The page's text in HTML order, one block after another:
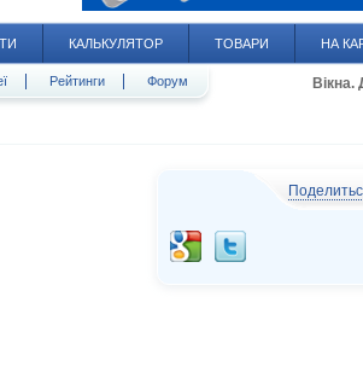
КАЛЬКУЛЯТОР ТОВАРИ НА
Рейтинги Форум Вікна.